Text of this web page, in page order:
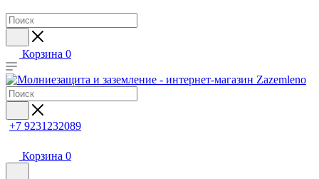
Корзина 0
+7 9231232089
Корзина 0